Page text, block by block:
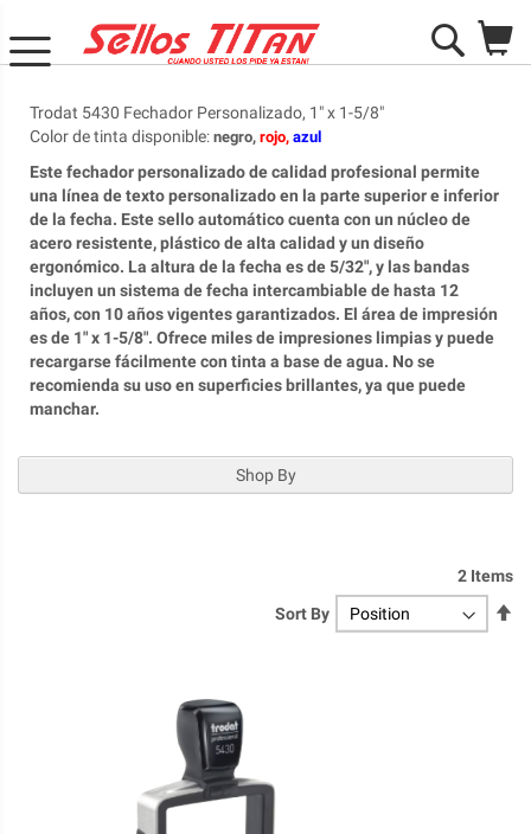
Search
Trodat 5430 Fechador Personalizado, 1" x 1-5/8"
Color de tinta disponible: negro, rojo, azul
Este fechador personalizado de calidad profesional permite
una línea de texto personalizado en la parte superior e inferior
de la fecha. Este sello automático cuenta con un núcleo de
acero resistente, plástico de alta calidad y un diseño
ergonómico. La altura de la fecha es de 5/32", y las bandas
incluyen un sistema de fecha intercambiable de hasta 12
años, con 10 años vigentes garantizados. El área de impresión
es de 1" x 1-5/8". Ofrece miles de impresiones limpias y puede
recargarse fácilmente con tinta a base de agua. No se
recomienda su uso en superficies brillantes, ya que puede
manchar.
2 Items
Sort By
Shop By